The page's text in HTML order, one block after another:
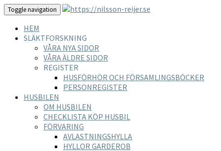
Toggle navigation
HEM
SLÄKTFORSKNING
VÅRA NYA SIDOR
VÅRA ÄLDRE SIDOR
REGISTER
HUSFÖRHÖR OCH FÖRSAMLINGSBÖCKER
PERSONREGISTER
HUSBILEN
OM HUSBILEN
CHECKLISTA KÖP HUSBIL
FÖRVARING
AVLASTNINGSHYLLA
HYLLOR GARDEROB